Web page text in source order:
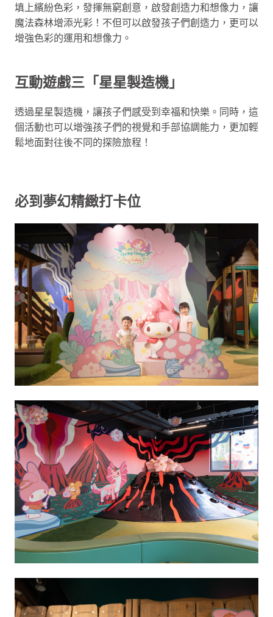
填上繽紛色彩，發揮無窮創意，啟發創造力和想像力，讓
魔法森林增添光彩！不但可以啟發孩子們創造力，更可以
增強色彩的運用和想像力。
互動遊戲三「星星製造機」
透過星星製造機，讓孩子們感受到幸福和快樂。同時，這
個活動也可以增強孩子們的視覺和手部協調能力，更加輕
鬆地面對往後不同的探險旅程！
必到夢幻精緻打卡位